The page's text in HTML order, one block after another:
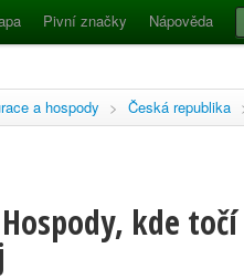
Pivní značky Nápověda
a hospody > Česká republika
kde